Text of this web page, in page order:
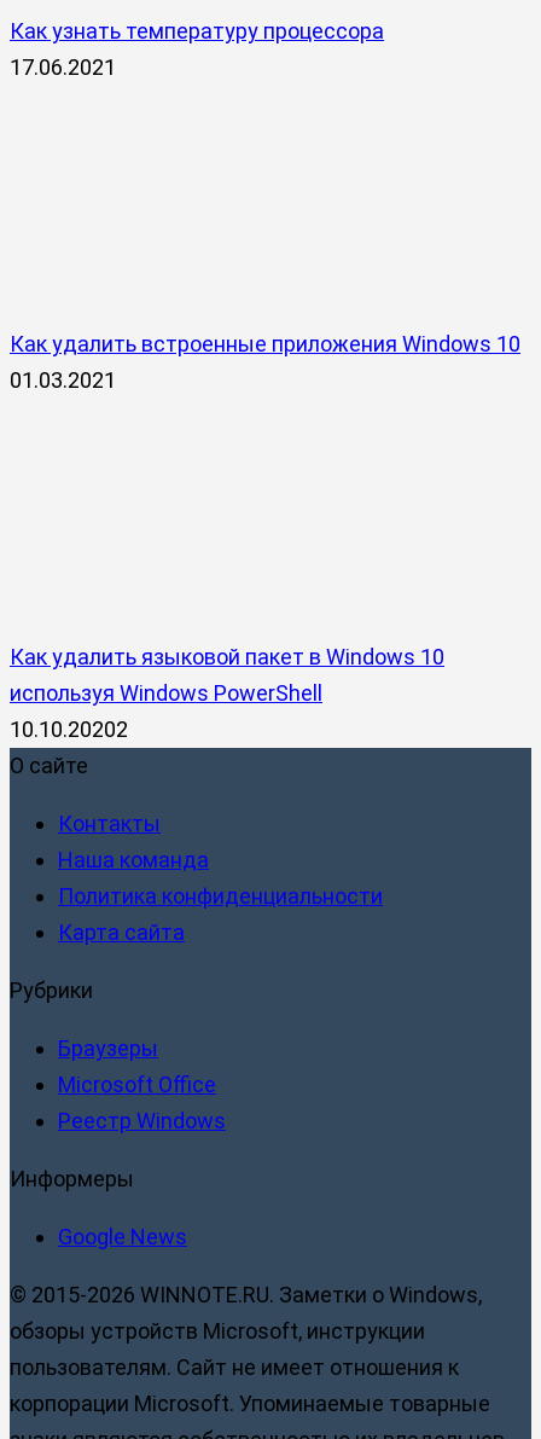
Как узнать температуру процессора
17.06.2021
Как удалить встроенные приложения Windows 10
01.03.2021
Как удалить языковой пакет в Windows 10
используя Windows PowerShell
10.10.20202
О сайте
Контакты
Наша команда
Политика конфиденциальности
Карта сайта
Рубрики
Браузеры
Microsoft Office
Реестр Windows
Информеры
Google News
© 2015-2026 WINNOTE.RU. Заметки о Windows,
обзоры устройств Microsoft, инструкции
пользователям. Сайт не имеет отношения к
корпорации Microsoft. Упоминаемые товарные